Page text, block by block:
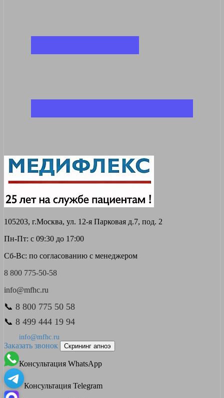
105203, г.Москва, ул. 12-я Парковая д.7, под. 2
Пн-Пт: с 09:30 до 17:00
Сб-Вс: по согласованию с менеджером
8 800 775-50-58
info@mfhc.ru
📞 8 800 775 50 58
📞 8 499 444 19 94
info@mfhc.ru
Заказать звонок Скрининг апноэ
Консультация WhatsApp
Консультация Telegram